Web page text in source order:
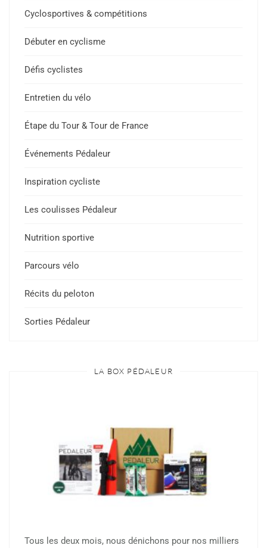
Cyclosportives & compétitions
Débuter en cyclisme
Défis cyclistes
Entretien du vélo
Étape du Tour & Tour de France
Événements Pédaleur
Inspiration cycliste
Les coulisses Pédaleur
Nutrition sportive
Parcours vélo
Récits du peloton
Sorties Pédaleur
LA BOX PÉDALEUR
Tous les deux mois, nous dénichons pour nos milliers